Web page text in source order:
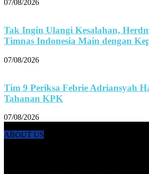
07/08/2026
Tak Ingin Ulangi Kesalahan,
Timnas Indonesia Main dengan
07/08/2026
Tim 9 Periksa Febrie Adriansyah
Tahanan KPK
07/08/2026
ABOUT US